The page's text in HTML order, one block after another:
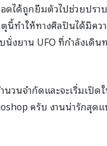
ดได้ถูกยืมตัวไปช่วยปรา
ตุนี้ทำให้ทางศิลปินได้มีค
งยาน UFO ที่กำลังเดิน
วนจำกัดและจะเริ่มเปิด
ครับ งานน่ารักสุด